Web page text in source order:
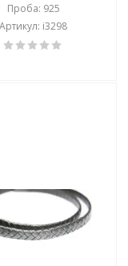
Проба: 925
Артикул: i3298